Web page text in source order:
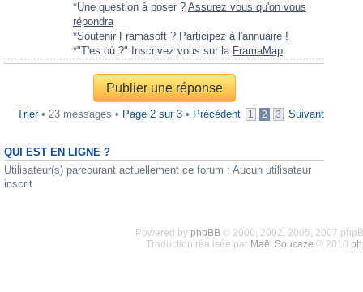
*Une question à poser ? Assurez vous qu'on vous
répondra
*Soutenir Framasoft ? Participez à l'annuaire !
*"T'es où ?" Inscrivez vous sur la FramaMap
Publier une réponse
Trier• 23 messages • Page 2 sur 3 • Précédent 1 2 3 Suivant
QUI EST EN LIGNE ?
Utilisateur(s) parcourant actuellement ce forum : Aucun utilisateur
inscrit
Powered by phpBB© 2000, 2002, 2005, 2007
Traduction réalisée par Maël Soucaze © 2010